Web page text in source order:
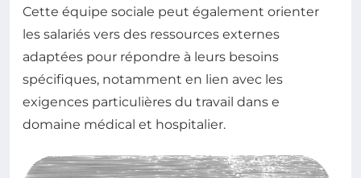
Cette équipe sociale peut également orienter
les salariés vers des ressources externes
adaptées pour répondre à leurs besoins
spécifiques, notamment en lien avec les
exigences particulières du travail dans e
domaine médical et hospitalier.